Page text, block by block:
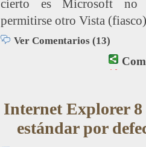
cierto es Microsoft no
permitirse otro Vista (fiasco)
Ver Comentarios (13)
Internet Explorer 8
estándar por